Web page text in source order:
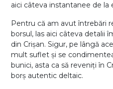
aici câteva instantanee de
Pentru că am avut întrebări
borsul, las aici câteva detalii
din Crișan. Sigur, pe lângă
mult suflet și se
bunici, asta ca să reveniți în
borș autentic deltaic.